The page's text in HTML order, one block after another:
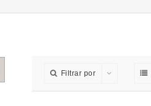
Filtrar por